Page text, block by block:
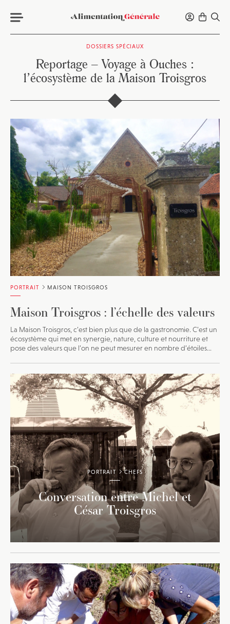
DOSSIERS SPÉCIAUX
Reportage – Voyage à Ouches :
l’écosystème de la Maison Troisgros
PORTRAIT MAISON TROISGROS
Maison Troisgros : l’échelle des valeurs
La Maison Troisgros, c’est bien plus que de la gastronomie. C’est un
écosystème qui met en synergie, nature, culture et nourriture et
pose des valeurs que l’on ne peut mesurer en nombre d’étoiles...
PORTRAIT CHEFS
Conversation entre Michel et
César Troisgros